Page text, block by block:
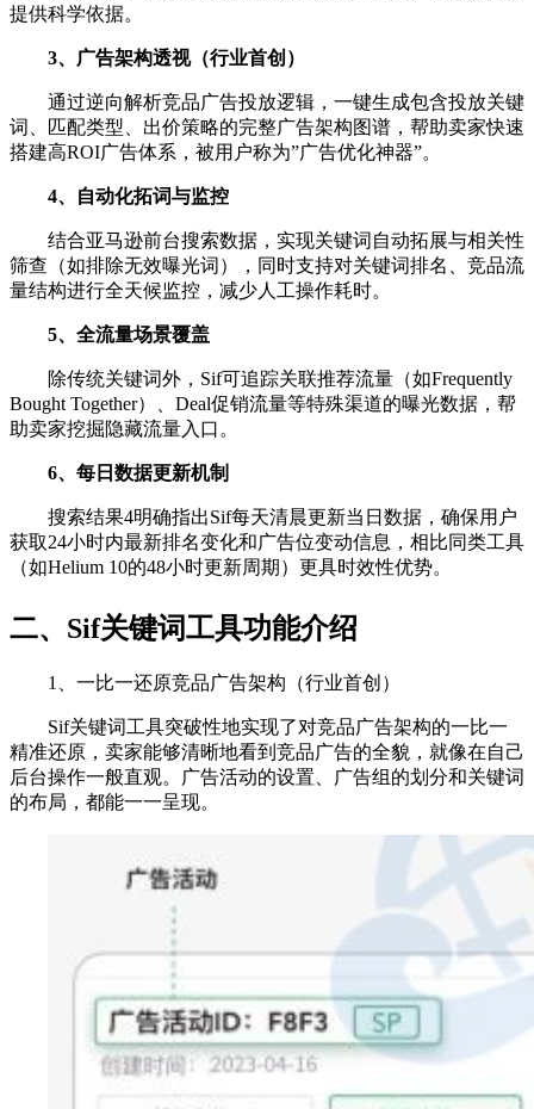
提供科学依据。
3、广告架构透视（行业首创）
通过逆向解析竞品广告投放逻辑，一键生成包含投放关键
词、匹配类型、出价策略的完整广告架构图谱，帮助卖家快速
搭建高ROI广告体系，被用户称为”广告优化神器”。
4、自动化拓词与监控
结合亚马逊前台搜索数据，实现关键词自动拓展与相关性
筛查（如排除无效曝光词），同时支持对关键词排名、竞品流
量结构进行全天候监控，减少人工操作耗时。
5、全流量场景覆盖
除传统关键词外，Sif可追踪关联推荐流量（如Frequently
Bought Together）、Deal促销流量等特殊渠道的曝光数据，帮
助卖家挖掘隐藏流量入口。
6、每日数据更新机制
搜索结果4明确指出Sif每天清晨更新当日数据，确保用户
获取24小时内最新排名变化和广告位变动信息，相比同类工具
（如Helium 10的48小时更新周期）更具时效性优势。
二、Sif关键词工具功能介绍
1、一比一还原竞品广告架构（行业首创）
Sif关键词工具突破性地实现了对竞品广告架构的一比一
精准还原，卖家能够清晰地看到竞品广告的全貌，就像在自己
后台操作一般直观。广告活动的设置、广告组的划分和关键词
的布局，都能一一呈现。